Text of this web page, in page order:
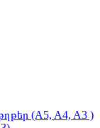
(A5, A4, A3 )